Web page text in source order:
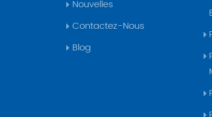
Nouvelles
Contactez-Nous
Blog